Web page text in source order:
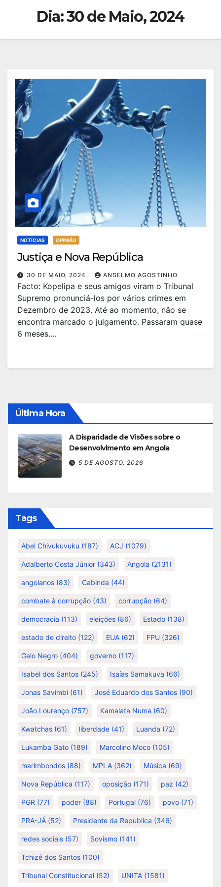
Dia:30 de Maio, 2024
NOTÍCIAS OPINIÃO
Justiça e Nova República
30 DE MAIO, 2024 ANSELMO AGOSTINHO
Facto: Kopelipa e seus amigos viram o Tribunal
Supremo pronunciá-los por vários crimes em
Dezembro de 2023. Até ao momento, não se
encontra marcado o julgamento. Passaram quase
6 meses.…
Última Hora
A Disparidade de Visões sobre o
Desenvolvimento em Angola
5 DE AGOSTO, 2026
Tags
Abel Chivukuvuku (187) ACJ (1079)
Adalberto Costa Júnior (343) Angola (2131)
angolanos (83) Cabinda (44)
combate à corrupção (43) corrupção (64)
democracia (113) eleições (86) Estado (138)
estado de direito (122) EUA (62) FPU (326)
Galo Negro (404) governo (117)
Isabel dos Santos (245) Isaías Samakuva (66)
Jonas Savimbi (61) José Eduardo dos Santos (90)
João Lourenço (757) Kamalata Numa (60)
Kwatchas (61) liberdade (41) Luanda (72)
Lukamba Gato (189) Marcolino Moco (105)
marimbondos (88) MPLA (362) Música (69)
Nova República (117) oposição (171) paz (42)
PGR (77) poder (88) Portugal (76) povo (71)
PRA-JÁ (52) Presidente da República (346)
redes sociais (57) Sovismo (141)
Tchizé dos Santos (100)
Tribunal Constitucional (52) UNITA (1581)